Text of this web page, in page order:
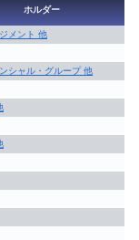
ホルダー
メント 他
シャル・グループ 他